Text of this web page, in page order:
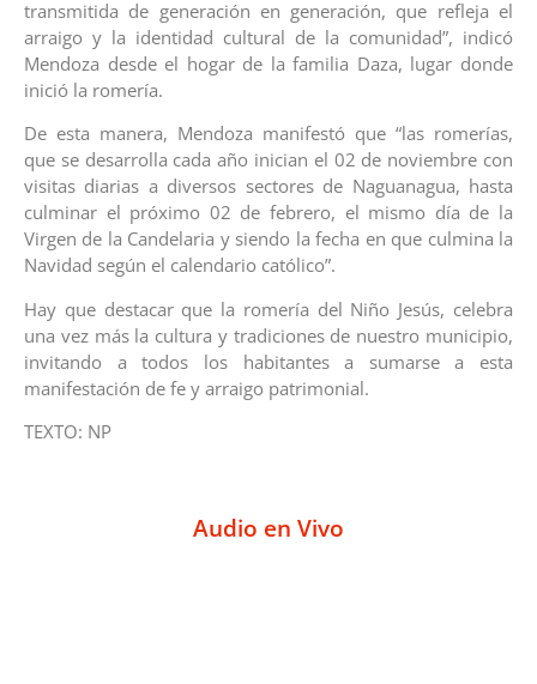
transmitida de generación en generación, que refleja el
arraigo y la identidad cultural de la comunidad”, indicó
Mendoza desde el hogar de la familia Daza, lugar donde
inició la romería.
De esta manera, Mendoza manifestó que “las romerías,
que se desarrolla cada año inician el 02 de noviembre con
visitas diarias a diversos sectores de Naguanagua, hasta
culminar el próximo 02 de febrero, el mismo día de la
Virgen de la Candelaria y siendo la fecha en que culmina la
Navidad según el calendario católico”.
Hay que destacar que la romería del Niño Jesús, celebra
una vez más la cultura y tradiciones de nuestro municipio,
invitando a todos los habitantes a sumarse a esta
manifestación de fe y arraigo patrimonial.
TEXTO: NP
Audio en Vivo